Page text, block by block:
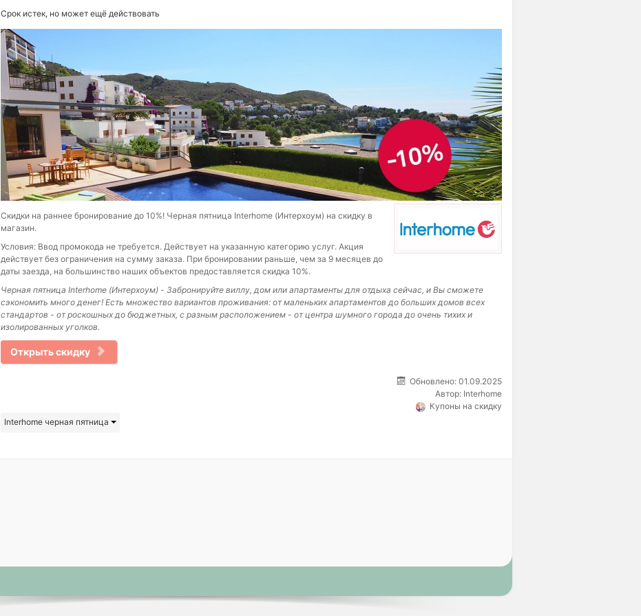
Срок истек, но может ещё действовать
Скидки на раннее бронирование до 10%! Черная пятница Interhome (Интерхоум) на скидку в
магазин.
Условия: Ввод промокода не требуется. Действует на указанную категорию услуг. Акция
действует без ограничения на сумму заказа. При бронировании раньше, чем за 9 месяцев до
даты заезда, на большинство наших объектов предоставляется скидка 10%.
Черная пятница Interhome (Интерхоум) - Забронируйте виллу, дом или апартаменты для отдыха сейчас, и Вы сможете
сэкономить много денег! Есть множество вариантов проживания: от маленьких апартаментов до больших домов всех
стандартов - от роскошных до бюджетных, с разным расположением - от центра шумного города до очень тихих и
изолированных уголков.
Открыть скидку
Обновлено: 01.09.2025
Автор: Interhome
Купоны на скидку
Interhome черная пятница